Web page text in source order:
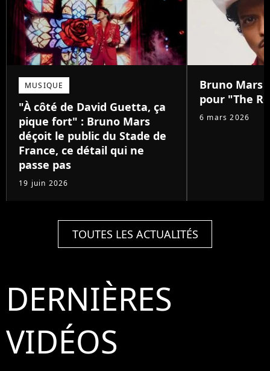
MUSIQUE
"À côté de David Guetta, ça
pique fort" : Bruno Mars
déçoit le public du Stade de
France, ce détail qui ne
passe pas
19 juin 2026
Bruno Mars
pour "The
6 mars 2026
TOUTES LES ACTUALITÉS
DERNIÈRES
VIDÉOS